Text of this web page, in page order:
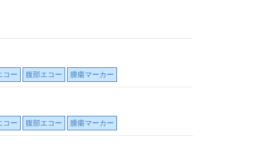
コー 腹部エコー 腫瘍マーカー
コー 腹部エコー 腫瘍マーカー